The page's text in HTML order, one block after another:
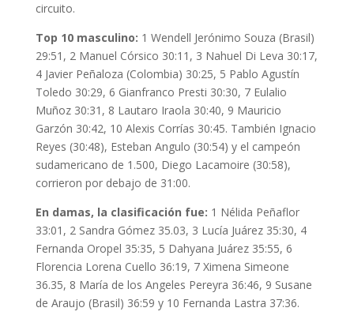
circuito.
Top 10 masculino: 1 Wendell Jerónimo Souza (Brasil)
29:51, 2 Manuel Córsico 30:11, 3 Nahuel Di Leva 30:17,
4 Javier Peñaloza (Colombia) 30:25, 5 Pablo Agustín
Toledo 30:29, 6 Gianfranco Presti 30:30, 7 Eulalio
Muñoz 30:31, 8 Lautaro Iraola 30:40, 9 Mauricio
Garzón 30:42, 10 Alexis Corrías 30:45. También Ignacio
Reyes (30:48), Esteban Angulo (30:54) y el campeón
sudamericano de 1.500, Diego Lacamoire (30:58),
corrieron por debajo de 31:00.
En damas, la clasificación fue: 1 Nélida Peñaflor
33:01, 2 Sandra Gómez 35.03, 3 Lucía Juárez 35:30, 4
Fernanda Oropel 35:35, 5 Dahyana Juárez 35:55, 6
Florencia Lorena Cuello 36:19, 7 Ximena Simeone
36.35, 8 María de los Angeles Pereyra 36:46, 9 Susane
de Araujo (Brasil) 36:59 y 10 Fernanda Lastra 37:36.